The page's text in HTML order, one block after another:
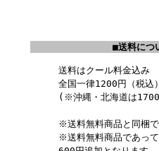
■送料につ
送料はクール料金込み
全国一律1200円（税込）
(※沖縄・北海道は
※送料無料商品と同梱
※送料無料商品であっ